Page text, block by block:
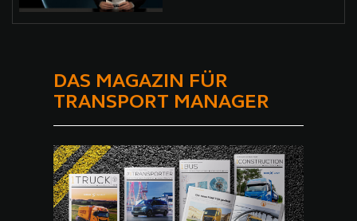
führende Position von DAF
Entwicklung emissionsfreier
Energielösungen.
DAS MAGAZIN FÜR
TRANSPORT MANAGER